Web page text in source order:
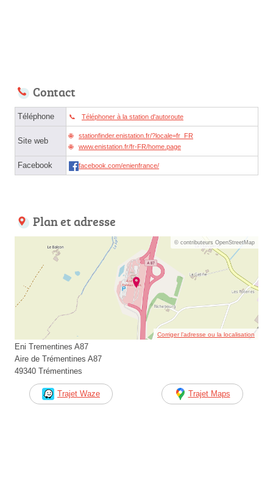
Contact
Téléphone Téléphoner à la station d'autoroute
Site web
stationfinder.enistation.fr/?locale=fr_FR
www.enistation.fr/fr-FR/home.page
Facebook facebook.com/enienfrance/
Plan et adresse
© contributeurs OpenStreetMap
Corriger l’adresse ou la localisation
Eni Trementines A87
Aire de Trémentines A87
49340 Trémentines
Trajet Waze Trajet Maps